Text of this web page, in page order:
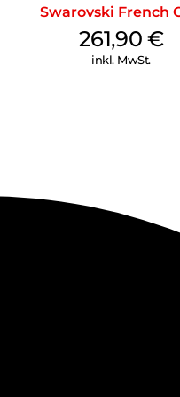
Swarovski French
261,90 €
inkl. MwSt.